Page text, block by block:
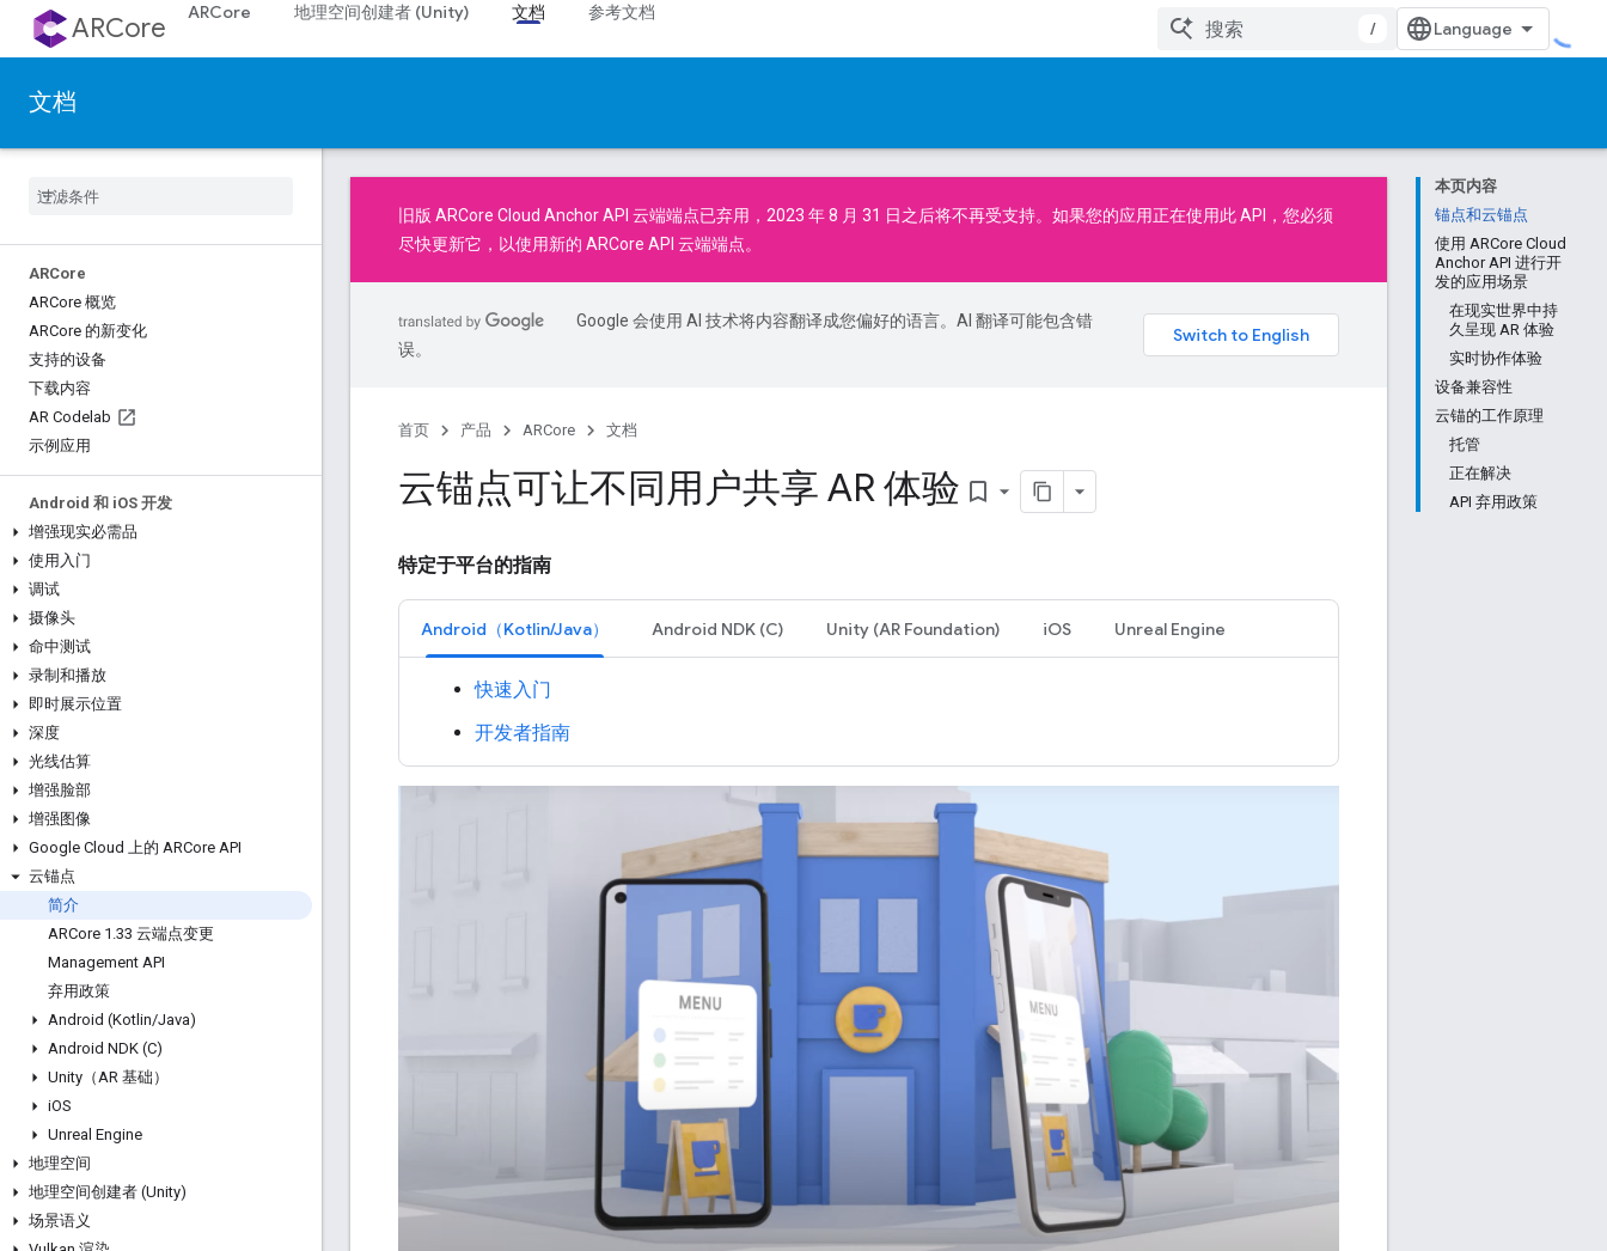
ARCore ARCore 地理空间创建者 (Unity) 文档 参考文档
/
文档
ARCore
ARCore 概览
ARCore 的新变化
支持的设备
下载内容
AR Codelab
示例应用
Android 和 iOS 开发
增强现实必需品
使用入门
调试
摄像头
命中测试
录制和播放
即时展示位置
深度
光线估算
增强脸部
增强图像
Google Cloud 上的 ARCore API
云锚点
简介
ARCore 1 .33 云端点变更
Management API
弃用政策
Android (Kotlin/Java)
Android NDK (C)
Unity（AR 基础）
iOS
Unreal Engine
地理空间
地理空间创建者 (Unity)
场景语义
本页内容
锚点和云锚点
使用 ARCore Cloud
Anchor API 进行开
发的应用场景
在现实世界中持
久呈现 AR 体验
实时协作体验
设备兼容性
云锚的工作原理
托管
正在解决
API 弃用政策
旧版 ARCore Cloud Anchor API 云端端点已弃用，2023 年 8 月 31 日之后将不再受支持。如果您的应用正在使用此 API，您必须
尽快更新它 ，以使用新的 ARCore API 云端端点。
Google 会使用 AI 技术将内容翻译成您偏好的语言。AI 翻译可能包含错
误。
首页 产品 ARCore 文档
云锚点可让不同用户共享 AR 体验 bookmark_border
特定于平台的指南
Android（Kotlin/Java） Android NDK (C) Unity (AR Foundation) iOS Unreal Engine
快速入门
开发者指南